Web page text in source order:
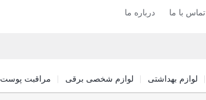
تماس با ما درباره ما
لوازم بهداشتی لوازم شخصی برقی مراقبت پوست